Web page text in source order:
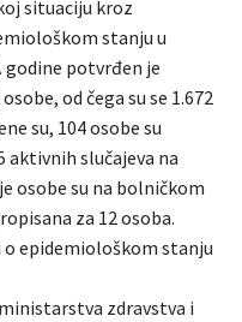
situaciju kroz
stanju u
godine potvrđen je
od čega su se 1.672
su, 104 osobe su
aktivnih slučajeva na
osobe su na bolničkom
za 12 osoba.
epidemiološkom stanju
zdravstva i